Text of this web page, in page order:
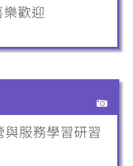
歡迎
服務學習研習